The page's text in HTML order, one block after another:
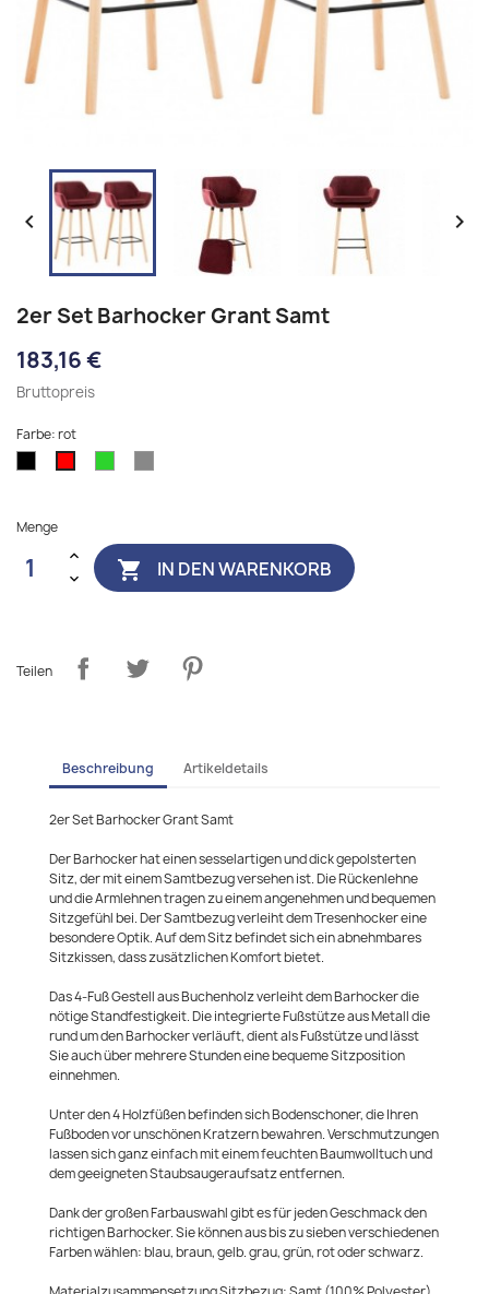
 
2er Set Barhocker Grant Samt
183,16 €
Bruttopreis
Farbe: rot
rot
Menge
 IN DEN WARENKORB
Teilen
Beschreibung Artikeldetails
2er Set Barhocker Grant Samt
Der Barhocker hat einen sesselartigen und dick gepolsterten
Sitz, der mit einem Samtbezug versehen ist. Die Rückenlehne
und die Armlehnen tragen zu einem angenehmen und bequemen
Sitzgefühl bei. Der Samtbezug verleiht dem Tresenhocker eine
besondere Optik. Auf dem Sitz befindet sich ein abnehmbares
Sitzkissen, dass zusätzlichen Komfort bietet.
Das 4-Fuß Gestell aus Buchenholz verleiht dem Barhocker die
nötige Standfestigkeit. Die integrierte Fußstütze aus Metall die
rund um den Barhocker verläuft, dient als Fußstütze und lässt
Sie auch über mehrere Stunden eine bequeme Sitzposition
einnehmen.
Unter den 4 Holzfüßen befinden sich Bodenschoner, die Ihren
Fußboden vor unschönen Kratzern bewahren. Verschmutzungen
lassen sich ganz einfach mit einem feuchten Baumwolltuch und
dem geeigneten Staubsaugeraufsatz entfernen.
Dank der großen Farbauswahl gibt es für jeden Geschmack den
richtigen Barhocker. Sie können aus bis zu sieben verschiedenen
Farben wählen: blau, braun, gelb. grau, grün, rot oder schwarz.